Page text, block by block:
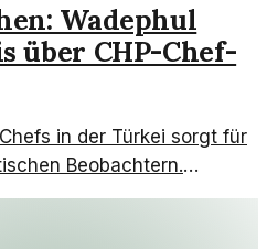
Wadephul
über CHP-Chef-
in der Türkei sorgt für
Beobachtern.
der Opposition für